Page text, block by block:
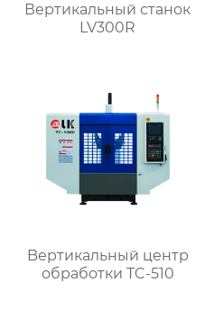
Вертикальный станок
LV300R
Bертикальный центр
обработки TC-510